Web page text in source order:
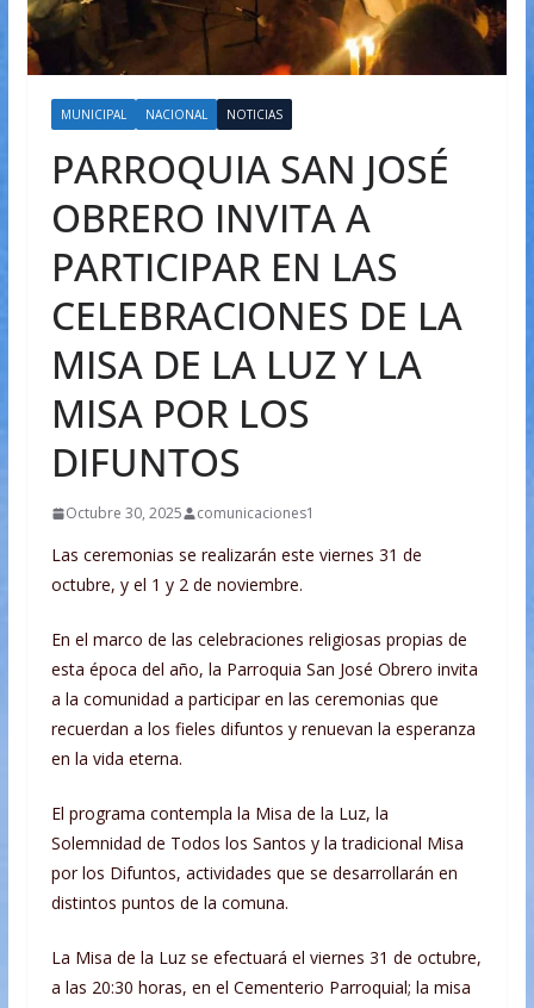
MUNICIPAL NACIONAL NOTICIAS
PARROQUIA SAN JOSÉ
OBRERO INVITA A
PARTICIPAR EN LAS
CELEBRACIONES DE LA
MISA DE LA LUZ Y LA
MISA POR LOS
DIFUNTOS
Octubre 30, 2025 comunicaciones1
Las ceremonias se realizarán este viernes 31 de
octubre, y el 1 y 2 de noviembre.
En el marco de las celebraciones religiosas propias de
esta época del año, la Parroquia San José Obrero invita
a la comunidad a participar en las ceremonias que
recuerdan a los fieles difuntos y renuevan la esperanza
en la vida eterna.
El programa contempla la Misa de la Luz, la
Solemnidad de Todos los Santos y la tradicional Misa
por los Difuntos, actividades que se desarrollarán en
distintos puntos de la comuna.
La Misa de la Luz se efectuará el viernes 31 de octubre,
a las 20:30 horas, en el Cementerio Parroquial; la misa